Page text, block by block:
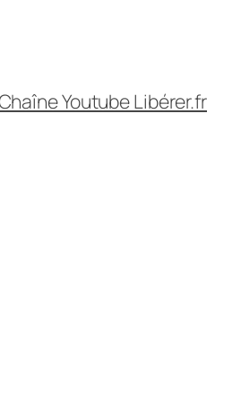
Youtube Libérer.fr